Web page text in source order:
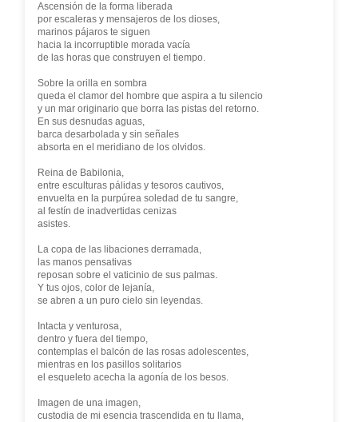
Ascensión de la forma liberada
por escaleras y mensajeros de los dioses,
marinos pájaros te siguen
hacia la incorruptible morada vacía
de las horas que construyen el tiempo.
Sobre la orilla en sombra
queda el clamor del hombre que aspira a tu silencio
y un mar originario que borra las pistas del retorno.
En sus desnudas aguas,
barca desarbolada y sin señales
absorta en el meridiano de los olvidos.
Reina de Babilonia,
entre esculturas pálidas y tesoros cautivos,
envuelta en la purpúrea soledad de tu sangre,
al festín de inadvertidas cenizas
asistes.
La copa de las libaciones derramada,
las manos pensativas
reposan sobre el vaticinio de sus palmas.
Y tus ojos, color de lejanía,
se abren a un puro cielo sin leyendas.
Intacta y venturosa,
dentro y fuera del tiempo,
contemplas el balcón de las rosas adolescentes,
mientras en los pasillos solitarios
el esqueleto acecha la agonía de los besos.
Imagen de una imagen,
custodia de mi esencia trascendida en tu llama,